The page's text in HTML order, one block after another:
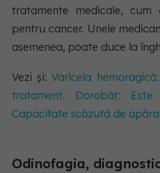
tratamente medicale,
pentru cancer. Unele
asemenea, poate duce la
Vezi și:Varicela
tratament. Dorobăț:
Capacitate scăzută de
Odinofagia,